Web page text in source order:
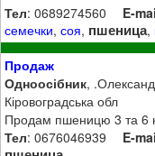
Тел: 0689274560 E-
семечки,соя, пшеница,
Продаж
Одноосібник,
Кіровоградська обл
Продам пшеницю 3 та 6
Тел: 0676046939 E-